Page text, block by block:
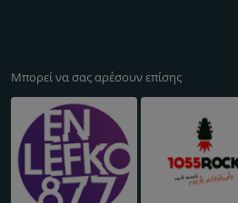
Μπορεί να σας αρέσουν επίσης